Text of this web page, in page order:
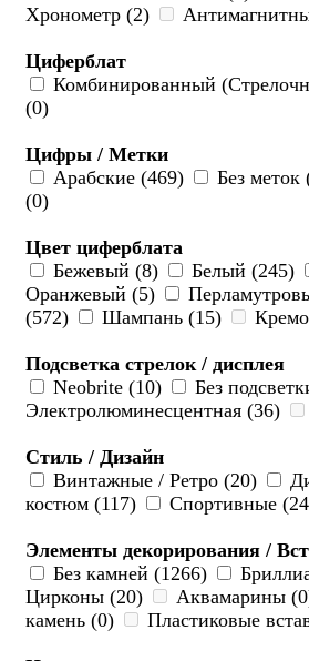
Хронометр (2)
Циферблат
Комбинированный
(0)
Цифры / Метки
Арабские (469)
Без меток
(0)
Цвет циферблата
Бежевый (8)
Белый (245)
Оранжевый (5)
(572)
Шампань (15)
Подсветка стрелок / дисплея
Neobrite (10)
Без
Электролюминесцентная (36)
Стиль / Дизайн
Винтажные / Ретро (20)
костюм (117)
Спортивные
Элементы декорирования /
Без камней (1266)
Цирконы (20)
Аквамарины
камень (0)
Пластиковые